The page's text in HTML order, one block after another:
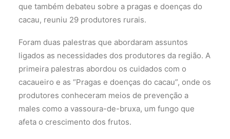
que também debateu sobre a pragas e doenças do
cacau, reuniu 29 produtores rurais.
Foram duas palestras que abordaram assuntos
ligados as necessidades dos produtores da região. A
primeira palestras abordou os cuidados com o
cacaueiro e as “Pragas e doenças do cacau”, onde os
produtores conheceram meios de prevenção a
males como a vassoura-de-bruxa, um fungo que
afeta o crescimento dos frutos.